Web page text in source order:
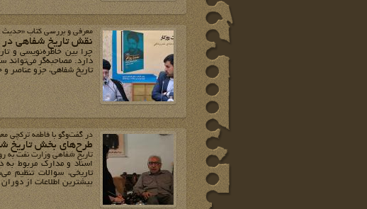
معرفی و بررسی کتاب «حدیث
نقش تاریخ شفاهی در
چرا بین خاطره‌نویسی و
دارد. مصاحبه‌گر می‌تواند
تاریخ شفاهی، جزو عناصر
در گفت‌وگو با فاطمه ترکچی
طرح‌های بخش تاریخ
تاریخ شفاهی وزارت نفت به
اسناد و مدارک مربوط
تاریخی، سوالات تنظیم
بیشترین اطلاعات از